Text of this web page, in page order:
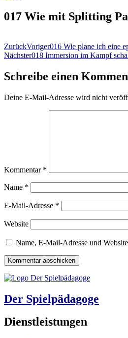
017 Wie mit Splitting
ZurückVoriger016 Wie plane ich eine
Nächster018 Immersion im Kampf
Schreibe einen
Deine E-Mail-Adresse wird nicht
Kommentar *
Name *
E-Mail-Adresse *
Website
Name, E-Mail-Adresse und
Der Spielpädagoge
Dienstleistungen